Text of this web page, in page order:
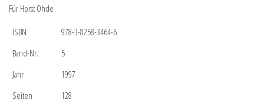
Für Horst Ohde
ISBN
978-3-8258-3464-6
Band-Nr.
5
Jahr
1997
Seiten
128